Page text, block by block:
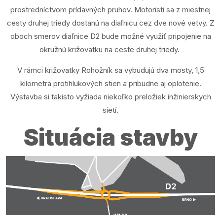
prostredníctvom prídavných pruhov. Motoristi sa z miestnej
cesty druhej triedy dostanú na diaľnicu cez dve nové vetvy. Z
oboch smerov diaľnice D2 bude možné využiť pripojenie na
okružnú križovatku na ceste druhej triedy.
V rámci križovatky Rohožník sa vybudujú dva mosty, 1,5
kilometra protihlukových stien a pribudne aj oplotenie.
Výstavba si takisto vyžiada niekoľko preložiek inžinierskych
sietí.
Situácia stavby